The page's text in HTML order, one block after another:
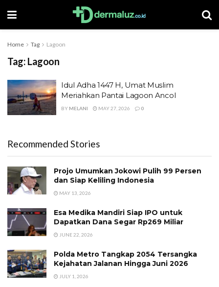
Home Tag Lagoon
Tag: Lagoon
Idul Adha 1447 H, Umat Muslim
Meriahkan Pantai Lagoon Ancol
BY MELANI MAY 27, 2026 0
Recommended Stories
Projo Umumkan Jokowi Pulih 99 Persen
dan Siap Keliling Indonesia
MAY 13, 2026
Esa Medika Mandiri Siap IPO untuk
Dapatkan Dana Segar Rp269 Miliar
JUNE 22, 2026
Polda Metro Tangkap 2054 Tersangka
Kejahatan Jalanan Hingga Juni 2026
JULY 1, 2026